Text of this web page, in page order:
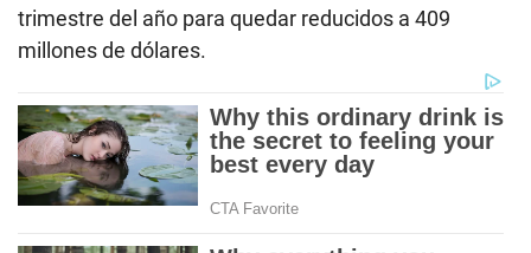
trimestre del año para quedar reducidos a 409
millones de dólares.